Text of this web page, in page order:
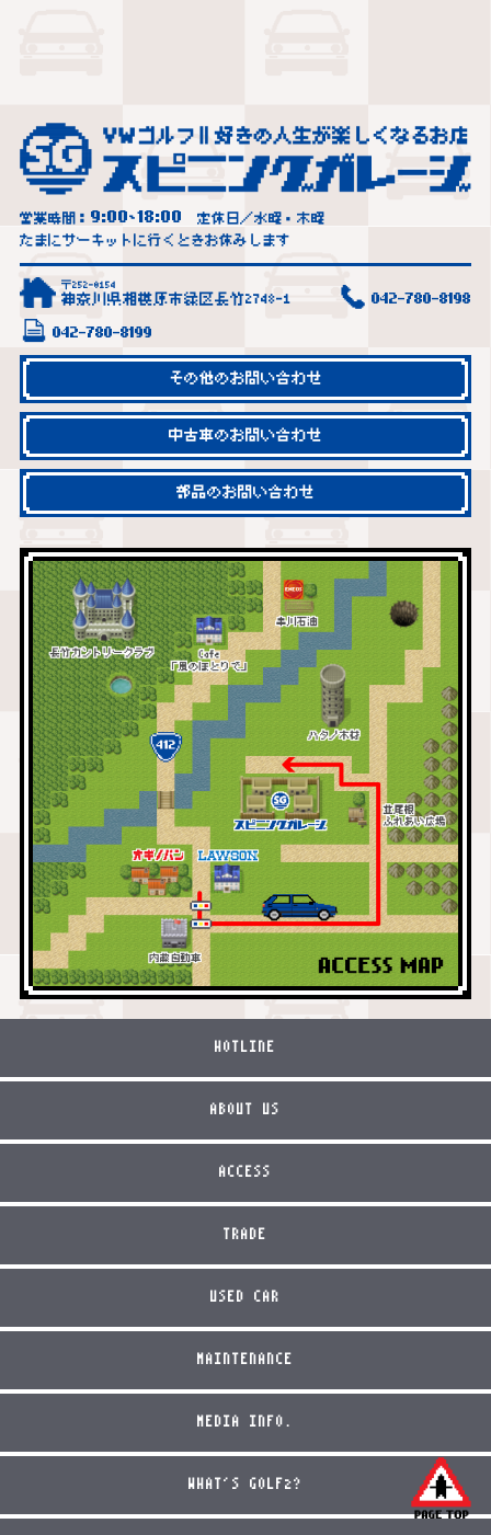
営業時間： 9:00~18:00
定休日／水曜・木曜
たまにサーキットに行くときお休みします
〒252-0154
神奈川県相模原市緑区長竹2748-1 042-780-8198
042-780-8199
その他のお問い合わせ
中古車のお問い合わせ
部品のお問い合わせ
HOTLINE
ABOUT US
ACCESS
TRADE
USED CAR
MAINTENANCE
MEDIA INFO.
WHAT'S GOLF2?